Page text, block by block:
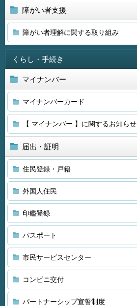
障がい者支援
障がい者理解に関する取り組み
くらし・手続き
マイナンバー
マイナンバーカード
【 マイナンバー 】に関するお知らせ
届出・証明
住民登録・戸籍
外国人住民
印鑑登録
パスポート
市民サービスセンター
コンビニ交付
パートナーシップ宣誓制度